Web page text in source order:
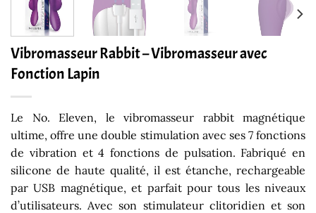
Vibromasseur Rabbit – Vibromasseur avec
Fonction Lapin
Le No. Eleven, le vibromasseur rabbit magnétique
ultime, offre une double stimulation avec ses 7 fonctions
de vibration et 4 fonctions de pulsation. Fabriqué en
silicone de haute qualité, il est étanche, rechargeable
par USB magnétique, et parfait pour tous les niveaux
d’utilisateurs. Avec son stimulateur clitoridien et son